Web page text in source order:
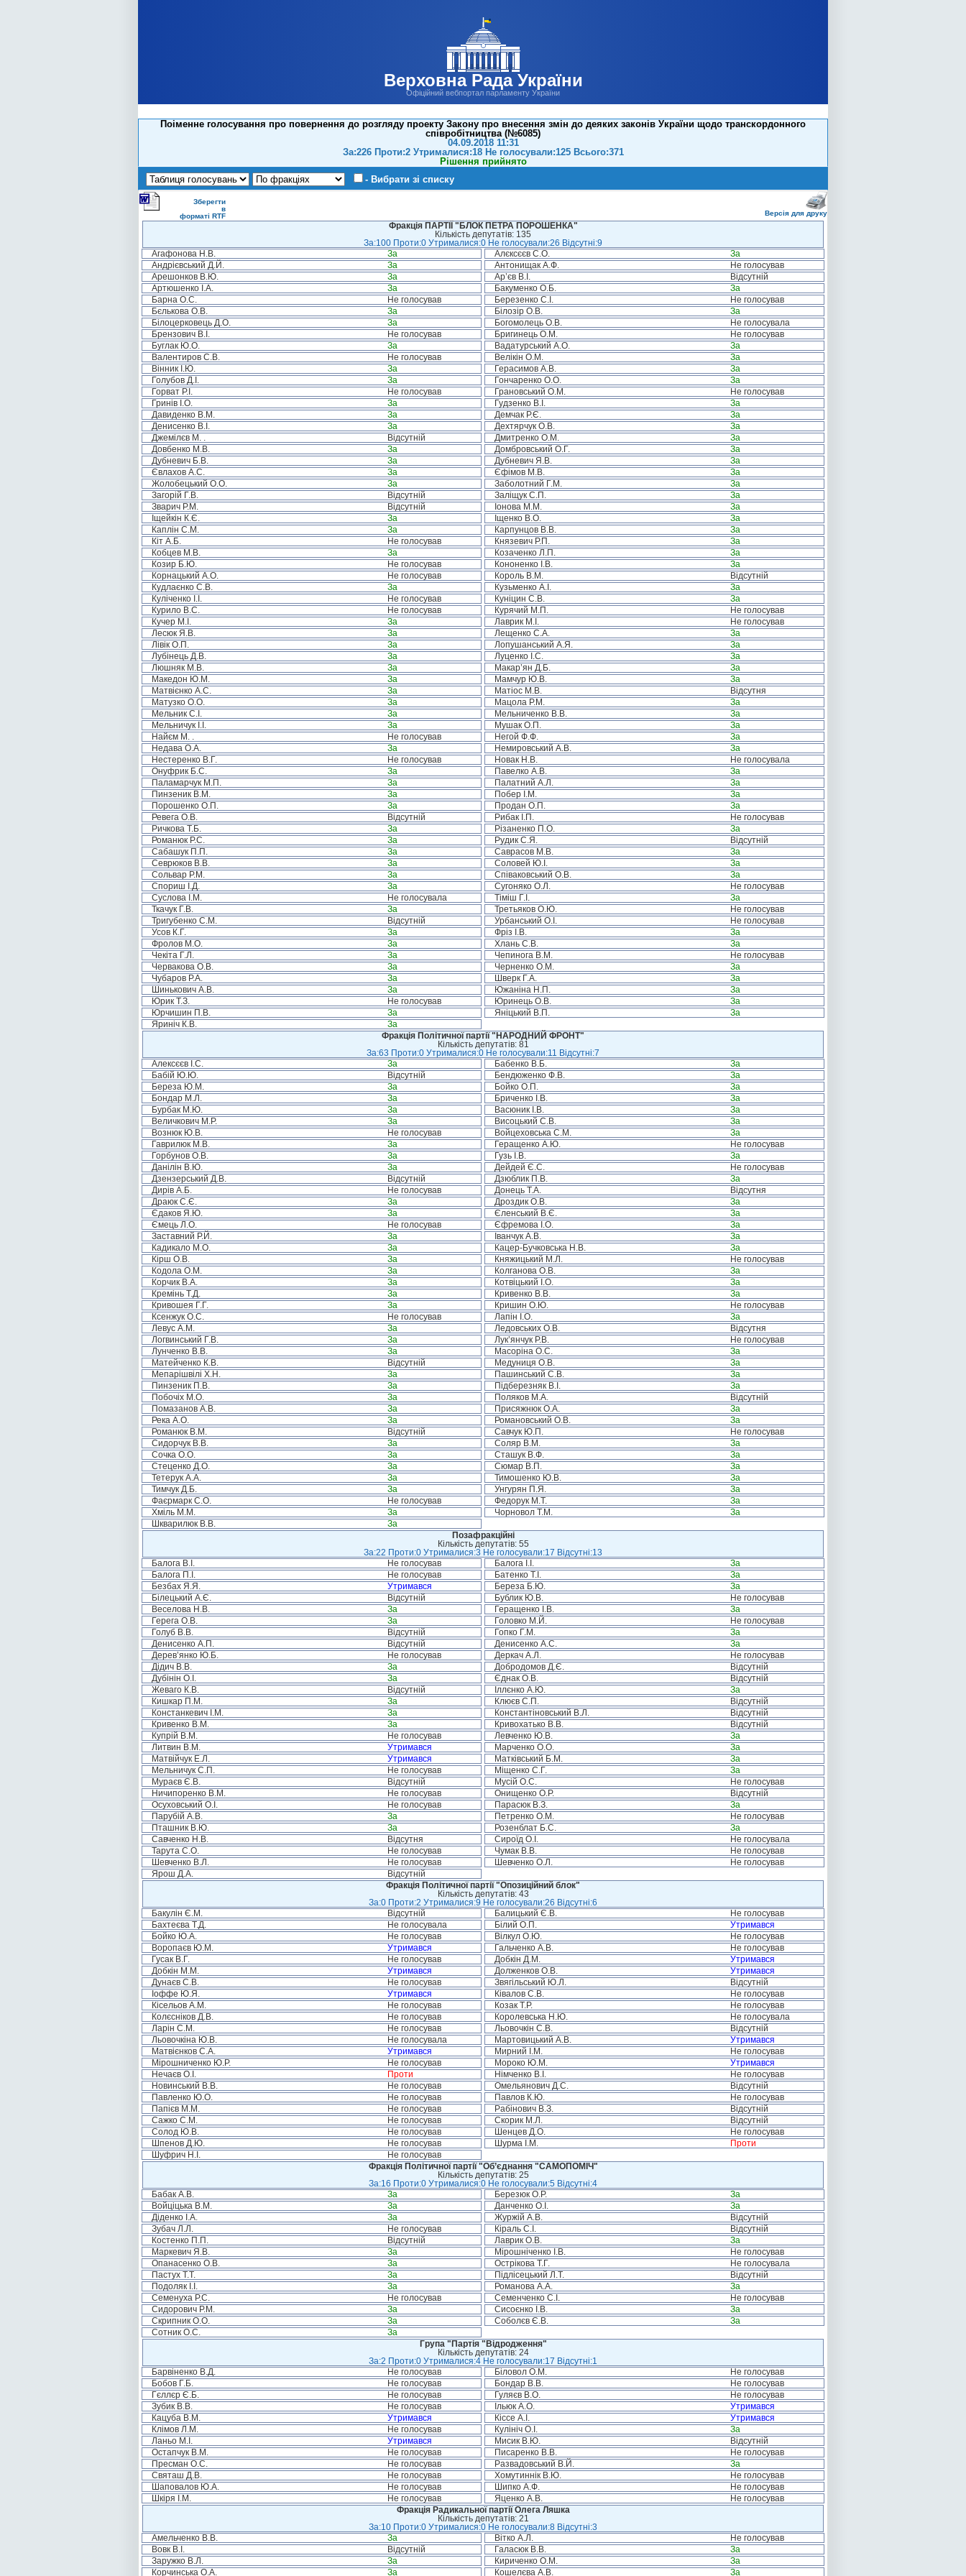
Верховна Рада України
Офіційний вебпортал парламенту України
Поіменне голосування про повернення до розгляду проекту Закону про внесення змін до деяких законів України щодо транскордонного
співробітництва (№6085)
04.09.2018 11:31
За:226 Проти:2 Утрималися:18 Не голосували:125 Всього:371
Рішення прийнято
- Вибрати зі списку
Зберегти
в
форматі RTF
Версія для друку
Фракція ПАРТІЇ "БЛОК ПЕТРА ПОРОШЕНКА"
Кількість депутатів: 135
За:100 Проти:0 Утрималися:0 Не голосували:26 Відсутні:9
Агафонова Н.В.
За Алєксєєв С.О.
За
Андрієвський Д.Й.
За Антонищак А.Ф.
Не голосував
Арешонков В.Ю.
За Ар’єв В.І.
Відсутній
Артюшенко І.А.
За Бакуменко О.Б.
За
Барна О.С.
Не голосував Березенко С.І.
Не голосував
Бєлькова О.В.
За Білозір О.В.
За
Білоцерковець Д.О.
За Богомолець О.В.
Не голосувала
Брензович В.І.
Не голосував Бригинець О.М.
Не голосував
Буглак Ю.О.
За Вадатурський А.О.
За
Валентиров С.В.
Не голосував Велікін О.М.
За
Вінник І.Ю.
За Герасимов А.В.
За
Голубов Д.І.
За Гончаренко О.О.
За
Горват Р.І.
Не голосував Грановський О.М.
Не голосував
Гринів І.О.
За Гудзенко В.І.
За
Давиденко В.М.
За Демчак Р.Є.
За
Денисенко В.І.
За Дехтярчук О.В.
За
Джемілєв М. .
Відсутній Дмитренко О.М.
За
Довбенко М.В.
За Домбровський О.Г.
За
Дубневич Б.В.
За Дубневич Я.В.
За
Євлахов А.С.
За Єфімов М.В.
За
Жолобецький О.О.
За Заболотний Г.М.
За
Загорій Г.В.
Відсутній Заліщук С.П.
За
Зварич Р.М.
Відсутній Іонова М.М.
За
Іщейкін К.Є.
За Іщенко В.О.
За
Каплін С.М.
За Карпунцов В.В.
За
Кіт А.Б.
Не голосував Князевич Р.П.
За
Кобцев М.В.
За Козаченко Л.П.
За
Козир Б.Ю.
Не голосував Кононенко І.В.
За
Корнацький А.О.
Не голосував Король В.М.
Відсутній
Кудлаєнко С.В.
За Кузьменко А.І.
За
Куліченко І.І.
Не голосував Куніцин С.В.
За
Курило В.С.
Не голосував Курячий М.П.
Не голосував
Кучер М.І.
За Лаврик М.І.
Не голосував
Лесюк Я.В.
За Лещенко С.А.
За
Лівік О.П.
За Лопушанський А.Я.
За
Лубінець Д.В.
За Луценко І.С.
За
Люшняк М.В.
За Макар’ян Д.Б.
За
Македон Ю.М.
За Мамчур Ю.В.
За
Матвієнко А.С.
За Матіос М.В.
Відсутня
Матузко О.О.
За Мацола Р.М.
За
Мельник С.І.
За Мельниченко В.В.
За
Мельничук І.І.
За Мушак О.П.
За
Найєм М. .
Не голосував Негой Ф.Ф.
За
Недава О.А.
За Немировський А.В.
За
Нестеренко В.Г.
Не голосував Новак Н.В.
Не голосувала
Онуфрик Б.С.
За Павелко А.В.
За
Паламарчук М.П.
За Палатний А.Л.
За
Пинзеник В.М.
За Побер І.М.
За
Порошенко О.П.
За Продан О.П.
За
Ревега О.В.
Відсутній Рибак І.П.
Не голосував
Ричкова Т.Б.
За Різаненко П.О.
За
Романюк Р.С.
За Рудик С.Я.
Відсутній
Сабашук П.П.
За Саврасов М.В.
За
Севрюков В.В.
За Соловей Ю.І.
За
Сольвар Р.М.
За Співаковський О.В.
За
Спориш І.Д.
За Сугоняко О.Л.
Не голосував
Суслова І.М.
Не голосувала Тіміш Г.І.
За
Ткачук Г.В.
За Третьяков О.Ю.
Не голосував
Тригубенко С.М.
Відсутній Урбанський О.І.
Не голосував
Усов К.Г.
За Фріз І.В.
За
Фролов М.О.
За Хлань С.В.
За
Чекіта Г.Л.
За Чепинога В.М.
Не голосував
Червакова О.В.
За Черненко О.М.
За
Чубаров Р.А.
За Шверк Г.А.
За
Шинькович А.В.
За Южаніна Н.П.
За
Юрик Т.З.
Не голосував Юринець О.В.
За
Юрчишин П.В.
За Яніцький В.П.
За
Яриніч К.В.
За
Фракція Політичної партії "НАРОДНИЙ ФРОНТ"
Кількість депутатів: 81
За:63 Проти:0 Утрималися:0 Не голосували:11 Відсутні:7
Алексєєв І.С.
За Бабенко В.Б.
За
Бабій Ю.Ю.
Відсутній Бендюженко Ф.В.
За
Береза Ю.М.
За Бойко О.П.
За
Бондар М.Л.
За Бриченко І.В.
За
Бурбак М.Ю.
За Васюник І.В.
За
Величкович М.Р.
За Висоцький С.В.
За
Вознюк Ю.В.
Не голосував Войцеховська С.М.
За
Гаврилюк М.В.
За Геращенко А.Ю.
Не голосував
Горбунов О.В.
За Гузь І.В.
За
Данілін В.Ю.
За Дейдей Є.С.
Не голосував
Дзензерський Д.В.
Відсутній Дзюблик П.В.
За
Дирів А.Б.
Не голосував Донець Т.А.
Відсутня
Драюк С.Є.
За Дроздик О.В.
За
Єдаков Я.Ю.
За Єленський В.Є.
За
Ємець Л.О.
Не голосував Єфремова І.О.
За
Заставний Р.Й.
За Іванчук А.В.
За
Кадикало М.О.
За Кацер-Бучковська Н.В.
За
Кірш О.В.
За Княжицький М.Л.
Не голосував
Кодола О.М.
За Колганова О.В.
За
Корчик В.А.
За Котвіцький І.О.
За
Кремінь Т.Д.
За Кривенко В.В.
За
Кривошея Г.Г.
За Кришин О.Ю.
Не голосував
Ксенжук О.С.
Не голосував Лапін І.О.
За
Левус А.М.
За Ледовських О.В.
Відсутня
Логвинський Г.В.
За Лук’янчук Р.В.
Не голосував
Лунченко В.В.
За Масоріна О.С.
За
Матейченко К.В.
Відсутній Медуниця О.В.
За
Мепарішвілі Х.Н.
За Пашинський С.В.
За
Пинзеник П.В.
За Підберезняк В.І.
За
Побочіх М.О.
За Поляков М.А.
Відсутній
Помазанов А.В.
За Присяжнюк О.А.
За
Река А.О.
За Романовський О.В.
За
Романюк В.М.
Відсутній Савчук Ю.П.
Не голосував
Сидорчук В.В.
За Соляр В.М.
За
Сочка О.О.
За Сташук В.Ф.
За
Стеценко Д.О.
За Сюмар В.П.
За
Тетерук А.А.
За Тимошенко Ю.В.
За
Тимчук Д.Б.
За Унгурян П.Я.
За
Фаєрмарк С.О.
Не голосував Федорук М.Т.
За
Хміль М.М.
За Чорновол Т.М.
За
Шкварилюк В.В.
За
Позафракційні
Кількість депутатів: 55
За:22 Проти:0 Утрималися:3 Не голосували:17 Відсутні:13
Балога В.І.
Не голосував Балога І.І.
За
Балога П.І.
Не голосував Батенко Т.І.
За
Безбах Я.Я.
Утримався Береза Б.Ю.
За
Білецький А.Є.
Відсутній Бублик Ю.В.
Не голосував
Веселова Н.В.
За Геращенко І.В.
За
Герега О.В.
За Головко М.Й.
Не голосував
Голуб В.В.
Відсутній Гопко Г.М.
За
Денисенко А.П.
Відсутній Денисенко А.С.
За
Дерев’янко Ю.Б.
Не голосував Деркач А.Л.
Не голосував
Дідич В.В.
За Добродомов Д.Є.
Відсутній
Дубінін О.І.
За Єднак О.В.
Відсутній
Жеваго К.В.
Відсутній Іллєнко А.Ю.
За
Кишкар П.М.
За Клюєв С.П.
Відсутній
Констанкевич І.М.
За Константіновський В.Л.
Відсутній
Кривенко В.М.
За Кривохатько В.В.
Відсутній
Купрій В.М.
Не голосував Левченко Ю.В.
За
Литвин В.М.
Утримався Марченко О.О.
За
Матвійчук Е.Л.
Утримався Матківський Б.М.
За
Мельничук С.П.
Не голосував Міщенко С.Г.
За
Мураєв Є.В.
Відсутній Мусій О.С.
Не голосував
Ничипоренко В.М.
Не голосував Онищенко О.Р.
Відсутній
Осуховський О.І.
Не голосував Парасюк В.З.
За
Парубій А.В.
За Петренко О.М.
Не голосував
Пташник В.Ю.
За Розенблат Б.С.
За
Савченко Н.В.
Відсутня Сироїд О.І.
Не голосувала
Тарута С.О.
Не голосував Чумак В.В.
Не голосував
Шевченко В.Л.
Не голосував Шевченко О.Л.
Не голосував
Ярош Д.А.
Відсутній
Фракція Політичної партії "Опозиційний блок"
Кількість депутатів: 43
За:0 Проти:2 Утрималися:9 Не голосували:26 Відсутні:6
Бакулін Є.М.
Відсутній Балицький Є.В.
Не голосував
Бахтеєва Т.Д.
Не голосувала Білий О.П.
Утримався
Бойко Ю.А.
Не голосував Вілкул О.Ю.
Не голосував
Воропаєв Ю.М.
Утримався Гальченко А.В.
Не голосував
Гусак В.Г.
Не голосував Добкін Д.М.
Утримався
Добкін М.М.
Утримався Долженков О.В.
Утримався
Дунаєв С.В.
Не голосував Звягільський Ю.Л.
Відсутній
Іоффе Ю.Я.
Утримався Ківалов С.В.
Не голосував
Кісельов А.М.
Не голосував Козак Т.Р.
Не голосував
Колєсніков Д.В.
Не голосував Королевська Н.Ю.
Не голосувала
Ларін С.М.
Не голосував Льовочкін С.В.
Відсутній
Льовочкіна Ю.В.
Не голосувала Мартовицький А.В.
Утримався
Матвієнков С.А.
Утримався Мирний І.М.
Не голосував
Мірошниченко Ю.Р.
Не голосував Мороко Ю.М.
Утримався
Нечаєв О.І.
Проти Німченко В.І.
Не голосував
Новинський В.В.
Не голосував Омельянович Д.С.
Відсутній
Павленко Ю.О.
Не голосував Павлов К.Ю.
Не голосував
Папієв М.М.
Не голосував Рабінович В.З.
Відсутній
Сажко С.М.
Не голосував Скорик М.Л.
Відсутній
Солод Ю.В.
Не голосував Шенцев Д.О.
Не голосував
Шпенов Д.Ю.
Не голосував Шурма І.М.
Проти
Шуфрич Н.І.
Не голосував
Фракція Політичної партії "Об’єднання "САМОПОМІЧ"
Кількість депутатів: 25
За:16 Проти:0 Утрималися:0 Не голосували:5 Відсутні:4
Бабак А.В.
За Березюк О.Р.
За
Войціцька В.М.
За Данченко О.І.
За
Діденко І.А.
За Журжій А.В.
Відсутній
Зубач Л.Л.
Не голосував Кіраль С.І.
Відсутній
Костенко П.П.
Відсутній Лаврик О.В.
За
Маркевич Я.В.
За Мірошніченко І.В.
Не голосував
Опанасенко О.В.
За Острікова Т.Г.
Не голосувала
Пастух Т.Т.
За Підлісецький Л.Т.
Відсутній
Подоляк І.І.
За Романова А.А.
За
Семенуха Р.С.
Не голосував Семенченко С.І.
Не голосував
Сидорович Р.М.
За Сисоєнко І.В.
За
Скрипник О.О.
За Соболєв Є.В.
За
Сотник О.С.
За
Група "Партія "Відродження"
Кількість депутатів: 24
За:2 Проти:0 Утрималися:4 Не голосували:17 Відсутні:1
Барвіненко В.Д.
Не голосував Біловол О.М.
Не голосував
Бобов Г.Б.
Не голосував Бондар В.В.
Не голосував
Гєллєр Є.Б.
Не голосував Гуляєв В.О.
Не голосував
Зубик В.В.
Не голосував Ільюк А.О.
Утримався
Кацуба В.М.
Утримався Кіссе А.І.
Утримався
Клімов Л.М.
Не голосував Кулініч О.І.
За
Ланьо М.І.
Утримався Мисик В.Ю.
Відсутній
Остапчук В.М.
Не голосував Писаренко В.В.
Не голосував
Пресман О.С.
Не голосував Развадовський В.Й.
За
Святаш Д.В.
Не голосував Хомутиннік В.Ю.
Не голосував
Шаповалов Ю.А.
Не голосував Шипко А.Ф.
Не голосував
Шкіря І.М.
Не голосував Яценко А.В.
Не голосував
Фракція Радикальної партії Олега Ляшка
Кількість депутатів: 21
За:10 Проти:0 Утрималися:0 Не голосували:8 Відсутні:3
Амельченко В.В.
За Вітко А.Л.
Не голосував
Вовк В.І.
Відсутній Галасюк В.В.
За
Заружко В.Л.
За Кириченко О.М.
За
Корчинська О.А.
За Кошелєва А.В. За